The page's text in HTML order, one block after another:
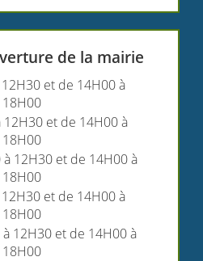
de la mairie
et de 14H00 à
18H00
12H30 et de 14H00 à
18H00
12H30 et de 14H00 à
18H00
et de 14H00 à
18H00
12H30 et de 14H00 à
18H00